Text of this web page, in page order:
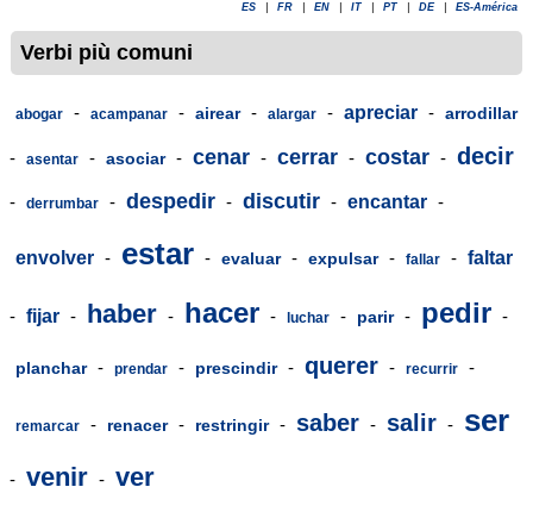
ES FR EN IT PT DE ES-América
Verbi più comuni
abogar - acampanar - airear - alargar - apreciar - arrodillar
- asentar - asociar - cenar - cerrar - costar - decir
- derrumbar - despedir - discutir - encantar -
envolver - estar - evaluar - expulsar - fallar - faltar
- fijar - haber - hacer - luchar - parir - pedir -
planchar - prendar - prescindir - querer - recurrir -
remarcar - renacer - restringir - saber - salir - ser
- venir - ver